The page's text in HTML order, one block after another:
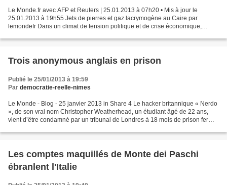
Le Monde.fr avec AFP et Reuters | 25.01.2013 à 07h20 • Mis à jour le
25.01.2013 à 19h55 Jets de pierres et gaz lacrymogène au Caire par
lemondefr Dans un climat de tension politique et de crise économique,
Trois anonymous anglais en prison
Publié le 25/01/2013 à 19:59
Par democratie-reelle-nimes
Le Monde - Blog - 25 janvier 2013 in Share 4 Le hacker britannique « Nerdo
», de son vrai nom Christopher Weatherhead, un étudiant âgé de 22 ans,
vient d’être condamné par un tribunal de Londres à 18 mois de prison ferme,
Les comptes maquillés de Monte dei Paschi
ébranlent l'Italie